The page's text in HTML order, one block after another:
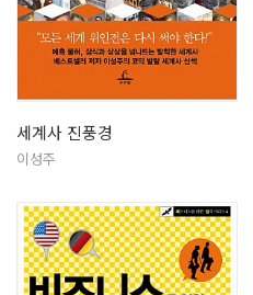
세계사 진풍경
이성주